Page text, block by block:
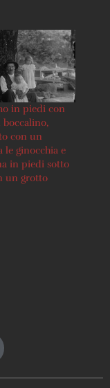
in piedi con
con un
le ginocchia e
in piedi sotto
un grotto